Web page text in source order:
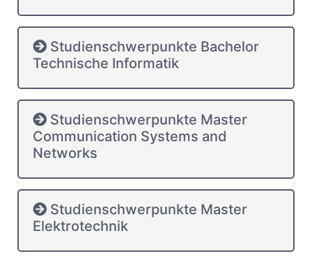
Studienschwerpunkte Bachelor
Technische Informatik
Studienschwerpunkte Master
Communication Systems and
Networks
Studienschwerpunkte Master
Elektrotechnik